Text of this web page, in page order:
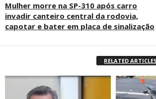
Mulher morre na SP-310 após carro
invadir canteiro central da rodovia,
capotar e bater em placa de sinalização
RELATED ARTICLES